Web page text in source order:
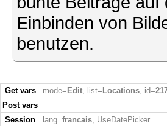
Einbinden von
benutzen.
Get vars mode= Edit, list= Locations, id=
Post vars
Session
lang=francais, UseDatePicker=